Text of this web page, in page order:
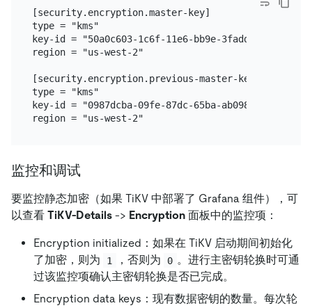
[security.encryption.master-key]
type = "kms"
key-id = "50a0c603-1c6f-11e6-bb9e-3fadde80ce75"
region = "us-west-2"
[security.encryption.previous-master-key]
type = "kms"
key-id = "0987dcba-09fe-87dc-65ba-ab0987654321"
监控和调试
要监控静态加密（如果 TiKV 中部署了 Grafana 组件），可
以查看 TiKV-Details -> Encryption 面板中的监控项：
Encryption initialized：如果在 TiKV 启动期间初始化
了加密，则为
1 ，否则为 0 。进行主密钥轮换时可通
过该监控项确认主密钥轮换是否已完成。
Encryption data keys：现有数据密钥的数量。每次轮